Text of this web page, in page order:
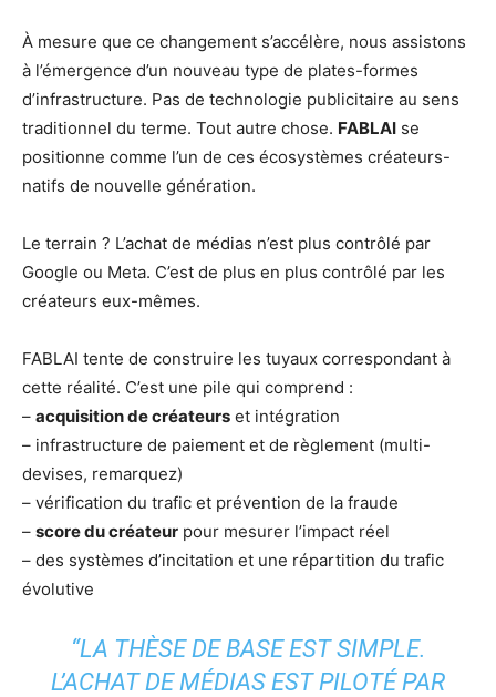
À mesure que ce changement s’accélère, nous assistons
à l’émergence d’un nouveau type de plates-formes
d’infrastructure. Pas de technologie publicitaire au sens
traditionnel du terme. Tout autre chose. FABLAI se
positionne comme l’un de ces écosystèmes créateurs-
natifs de nouvelle génération.
Le terrain ? L’achat de médias n’est plus contrôlé par
Google ou Meta. C’est de plus en plus contrôlé par les
créateurs eux-mêmes.
FABLAI tente de construire les tuyaux correspondant à
cette réalité. C’est une pile qui comprend :
– acquisition de créateurs et intégration
– infrastructure de paiement et de règlement (multi-
devises, remarquez)
– vérification du trafic et prévention de la fraude
– score du créateur pour mesurer l’impact réel
– des systèmes d’incitation et une répartition du trafic
évolutive
“LA THÈSE DE BASE EST SIMPLE.
L’ACHAT DE MÉDIAS EST PILOTÉ PAR